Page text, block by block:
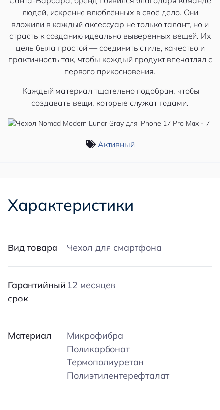
людей, искренне влюблённых в своё дело. Они
вложили в каждый аксессуар не только талант, но и
страсть к созданию идеально выверенных вещей. Их
цель была простой — соединить стиль, качество и
практичность так, чтобы каждый продукт впечатлял с
первого прикосновения.
Каждый материал тщательно подобран, чтобы
создавать вещи, которые служат годами.
Активный
Характеристики
Вид товара Чехол для смартфона
Гарантийный
срок
12 месяцев
Материал
Микрофибра
Поликарбонат
Термополиуретан
Полиэтилентерефталат